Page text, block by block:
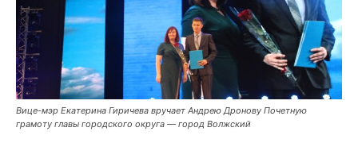
Вице-мэр Екатерина Гиричева вручает Андрею Дронову Почетную
грамоту главы городского округа — город Волжский